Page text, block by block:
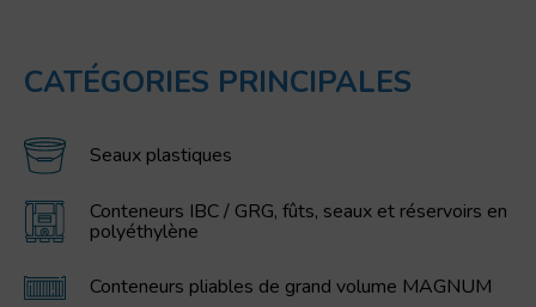
CATÉGORIES PRINCIPALES
Seaux plastiques
Conteneurs IBC / GRG, fûts, seaux et réservoirs en
polyéthylène
Conteneurs pliables de grand volume MAGNUM